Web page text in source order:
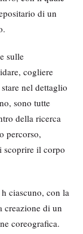
di un
sulle
cogliere
nel dettaglio
sono tutte
della ricerca
percorso,
scoprire il corpo
ciascuno, con la
creazione di un
coreografica.